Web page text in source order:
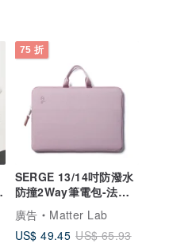
75 折
SERGE 13/14吋防潑水
防撞2Way筆電包-法式
紫 Air 13/Pro 14
廣告
Matter Lab
US$ 49.45 US$ 65.93